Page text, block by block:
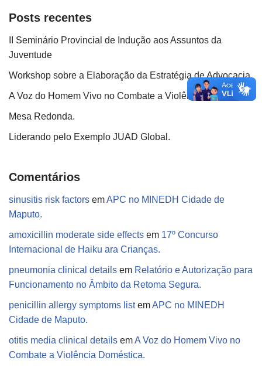
Posts recentes
II Seminário Provincial de Indução aos Assuntos da
Juventude
Workshop sobre a Elaboração da Estratégia de Advocacia.
A Voz do Homem Vivo no Combate a Violência Doméstica.
Mesa Redonda.
Liderando pelo Exemplo JUAD Global.
Comentários
sinusitis risk factors emAPC no MINEDH Cidade de
Maputo.
amoxicillin moderate side effects em 17º Concurso
Internacional de Haiku ara Crianças.
pneumonia clinical details em Relatório e Autorização para
Funcionamento no Âmbito da Retoma Segura.
penicillin allergy symptoms listemAPC no MINEDH
Cidade de Maputo.
otitis media clinical details emA Voz do Homem Vivo no
Combate a Violência Doméstica.